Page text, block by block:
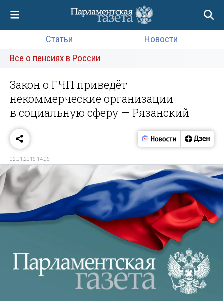
Статьи
Новости
Все о пенсиях в России
Закон о ГЧП приведёт
некоммерческие организации
в социальную сферу — Рязанский
02.01.2016 14:06